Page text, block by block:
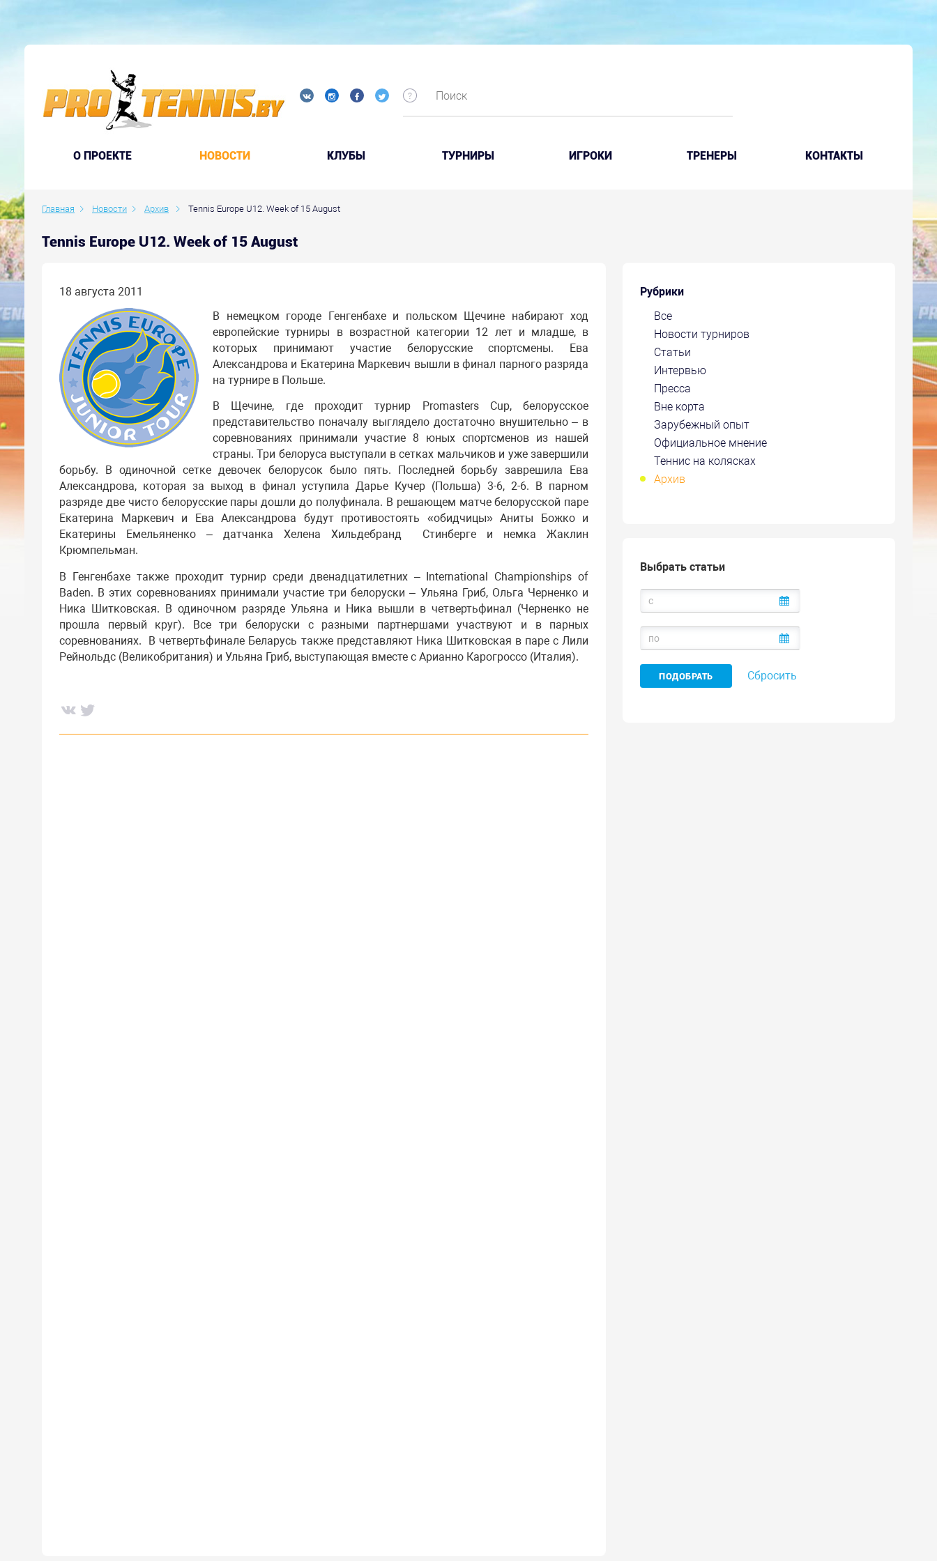
O ПРОЕКТЕ НОВОСТИ КЛУБЫ ТУРНИРЫ ИГРОКИ ТРЕНЕРЫ КОНТАКТЫ
Главная Новости Архив Tennis Europe U12. Week of 15 August
Tennis Europe U12. Week of 15 August
Рубрики
Все
Новости турниров
Статьи
Интервью
Пресса
Вне корта
Зарубежный опыт
Официальное мнение
Теннис на колясках
Архив
Выбрать статьи
Сбросить
18 августа 2011
В немецком городе Генгенбахе и польском Щечине набирают ход
европейские турниры в возрастной категории 12 лет и младше, в
которых принимают участие белорусские спортсмены. Ева
Александрова и Екатерина Маркевич вышли в финал парного разряда
на турнире в Польше.
В Щечине, где проходит турнир Promasters Cup, белорусское
представительство поначалу выглядело достаточно внушительно – в
соревнованиях принимали участие 8 юных спортсменов из нашей
страны. Три белоруса выступали в сетках мальчиков и уже завершили
борьбу. В одиночной сетке девочек белорусок было пять. Последней борьбу заврешила Ева
Александрова, которая за выход в финал уступила Дарье Кучер (Польша) 3-6, 2-6. В парном
разряде две чисто белорусские пары дошли до полуфинала. В решающем матче белорусской паре
Екатерина Маркевич и Ева Александрова будут противостоять «обидчицы» Аниты Божко и
Екатерины Емельяненко – датчанка Хелена Хильдебранд Стинберге и немка Жаклин
Крюмпельман.
В Генгенбахе также проходит турнир среди двенадцатилетних – International Championships of
Baden. В этих соревнованиях принимали участие три белоруски – Ульяна Гриб, Ольга Черненко и
Ника Шитковская. В одиночном разряде Ульяна и Ника вышли в четвертьфинал (Черненко не
прошла первый круг). Все три белоруски с разными партнершами участвуют и в парных
соревнованиях. В четвертьфинале Беларусь также представляют Ника Шитковская в паре с Лили
Рейнольдс (Великобритания) и Ульяна Гриб, выступающая вместе с Арианно Карогроссо (Италия).